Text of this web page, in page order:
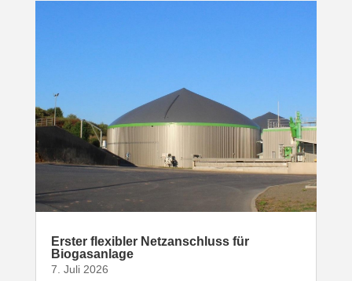
Erster flexibler Netz­an­schluss für
Biogasanlage
7. Juli 2026